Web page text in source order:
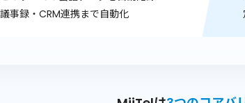
事録・CRM連携まで自動化